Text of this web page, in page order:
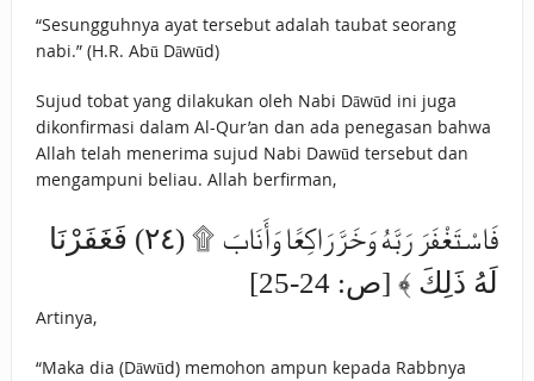
“Sesungguhnya ayat tersebut adalah taubat seorang
nabi.” (H.R. Abū Dāwūd)
Sujud tobat yang dilakukan oleh Nabi Dāwūd ini juga
dikonfirmasi dalam Al-Qur’an dan ada penegasan bahwa
Allah telah menerima sujud Nabi Dawūd tersebut dan
mengampuni beliau. Allah berfirman,
فَاسْتَغْفَرَ رَبَّهُ وَخَرَّ رَاكِعًا وَأَنَابَ ۩ (٢٤) ‌فَغَفَرْنَا
‌لَهُ ‌ذَلِكَ ﴾ [ص: 24-25]
Artinya,
“Maka dia (Dāwūd) memohon ampun kepada Rabbnya